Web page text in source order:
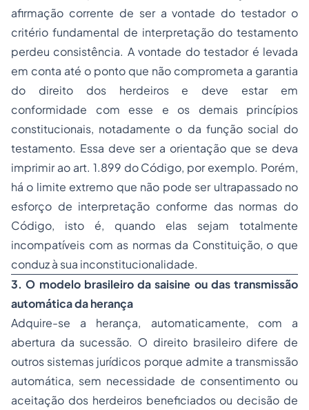
afirmação corrente de ser a vontade do testador o
critério fundamental de interpretação do testamento
perdeu consistência. A vontade do testador é levada
em conta até o ponto que não comprometa a garantia
do direito dos herdeiros e deve estar em
conformidade com esse e os demais princípios
constitucionais, notadamente o da função social do
testamento. Essa deve ser a orientação que se deva
imprimir ao art. 1.899 do Código, por exemplo. Porém,
há o limite extremo que não pode ser ultrapassado no
esforço de interpretação conforme das normas do
Código, isto é, quando elas sejam totalmente
incompatíveis com as normas da Constituição, o que
conduz à sua inconstitucionalidade.
3. O modelo brasileiro dasaisine ou das transmissão
automática da herança
Adquire-se a herança, automaticamente, com a
abertura da sucessão. O direito brasileiro difere de
outros sistemas jurídicos porque admite a transmissão
automática, sem necessidade de consentimento ou
aceitação dos herdeiros beneficiados ou decisão de